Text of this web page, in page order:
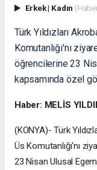
Erkek| Kadın
Türk Yıldızları
Komutanlığı'nı
öğrencilerine 23
kapsamında özel
Haber: MELİS
(KONYA)- Türk
Üs Komutanlığı'nı
23 Nisan Ulusal